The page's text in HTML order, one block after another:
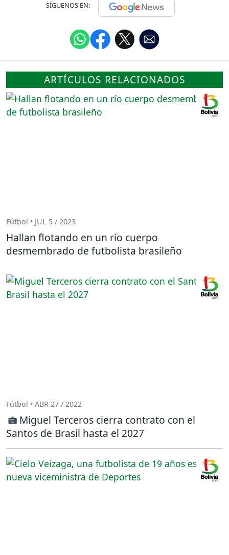
SÍGUENOS EN:
ARTÍCULOS RELACIONADOS
Fútbol • JUL 5 / 2023
Hallan flotando en un río cuerpo
desmembrado de futbolista brasileño
Fútbol • ABR 27 / 2022
Miguel Terceros cierra contrato con el
Santos de Brasil hasta el 2027